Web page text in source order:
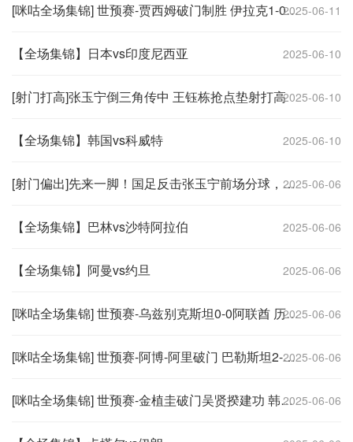
[咪咕全场集锦] 世预赛-贾西姆破门制胜 伊拉克1-0小胜约旦
2025-06-11
【全场集锦】日本vs印度尼西亚 2025-06-10
[射门打高]张玉宁倒三角传中 王钰栋抢点垫射打高2025-06-10
【全场集锦】韩国vs科威特 2025-06-10
[射门偏出]先来一脚！国足反击张玉宁前场分球，王钰栋禁区内左脚爆射打偏
2025-06-06
【全场集锦】巴林vs沙特阿拉伯 2025-06-06
【全场集锦】阿曼vs约旦 2025-06-06
[咪咕全场集锦] 世预赛-乌兹别克斯坦0-0阿联酋 历史首次晋级世界杯正赛
2025-06-06
[咪咕全场集锦] 世预赛-阿博-阿里破门 巴勒斯坦2-0科威特
2025-06-06
[咪咕全场集锦] 世预赛-金植圭破门吴贤揆建功 韩国2-0十人伊拉克提前出线
2025-06-06